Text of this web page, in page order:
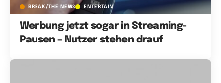
BREAK/THE NEWS ENTERTAIN
Werbung jetzt sogar in Streaming-
Pausen – Nutzer stehen drauf